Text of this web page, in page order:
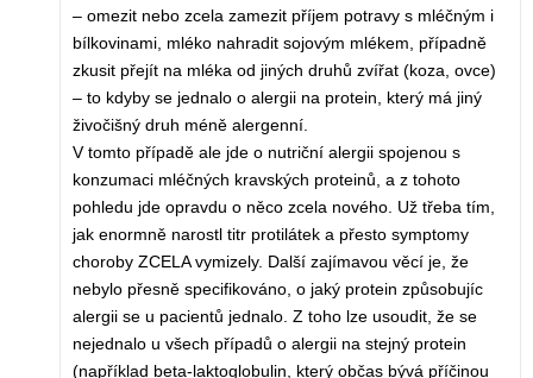
– omezit nebo zcela zamezit příjem potravy s mléčným i
bílkovinami, mléko nahradit sojovým mlékem, případně
zkusit přejít na mléka od jiných druhů zvířat (koza, ovce)
– to kdyby se jednalo o alergii na protein, který má jiný
živočišný druh méně alergenní.
V tomto případě ale jde o nutriční alergii spojenou s
konzumaci mléčných kravských proteinů, a z tohoto
pohledu jde opravdu o něco zcela nového. Už třeba tím,
jak enormně narostl titr protilátek a přesto symptomy
choroby ZCELA vymizely. Další zajímavou věcí je, že
nebylo přesně specifikováno, o jaký protein způsobujíc
alergii se u pacientů jednalo. Z toho lze usoudit, že se
nejednalo u všech případů o alergii na stejný protein
(například beta-laktoglobulin, který občas bývá příčinou